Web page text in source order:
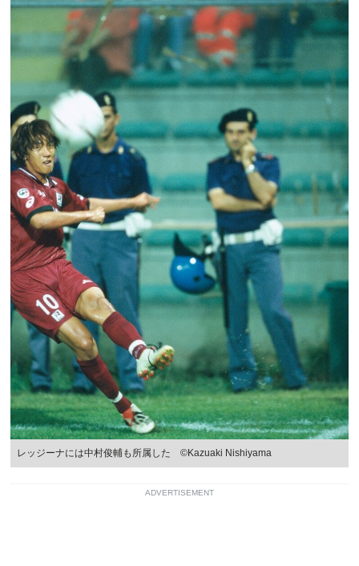
レッジーナには中村俊輔も所属した ©Kazuaki Nishiyama
ADVERTISEMENT